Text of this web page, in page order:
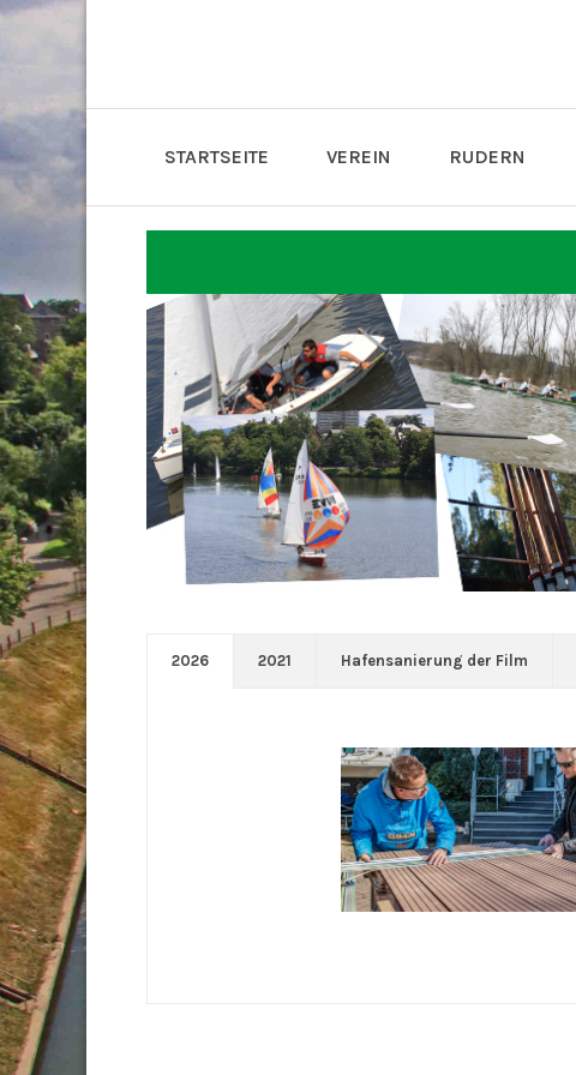
STARTSEITE VEREIN RUDERN
2026 2021 Hafensanierung der Film